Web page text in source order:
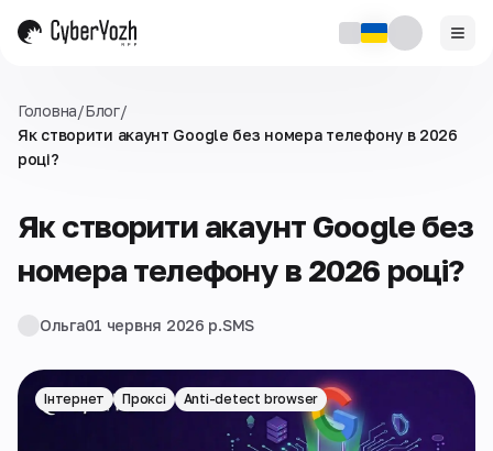
Головна/Блог/
Як створити акаунт Google без номера телефону в 2026
році?
Як створити акаунт Google без
номера телефону в 2026 році?
Ольга01 червня 2026 р.SMS
Інтернет Проксі Anti-detect browser